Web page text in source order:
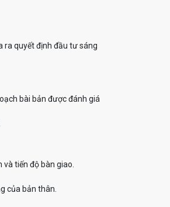
ra quyết định đầu tư sáng
bài bản được đánh giá
tiến độ bàn giao.
của bản thân.